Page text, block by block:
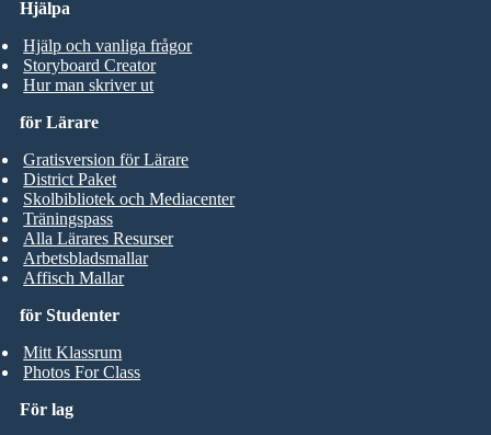
Hjälpa
Hjälp och vanliga frågor
Storyboard Creator
Hur man skriver ut
för Studenter
Mitt Klassrum
Photos For Class
för Lärare
Gratisversion för Lärare
District Paket
Skolbibliotek och Mediacenter
Träningspass
Alla Lärares Resurser
Arbetsbladsmallar
Affisch Mallar
För lag